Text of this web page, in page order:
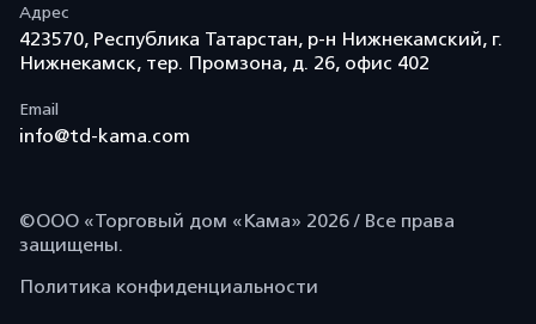
Адрес
423570, Республика Татарстан, р-н Нижнекамский, г.
Нижнекамск, тер. Промзона, д. 26, офис 402
Email
info@td-kama.com
©ООО «Торговый дом «Кама» 2026 / Все права
защищены.
Политика конфиденциальности